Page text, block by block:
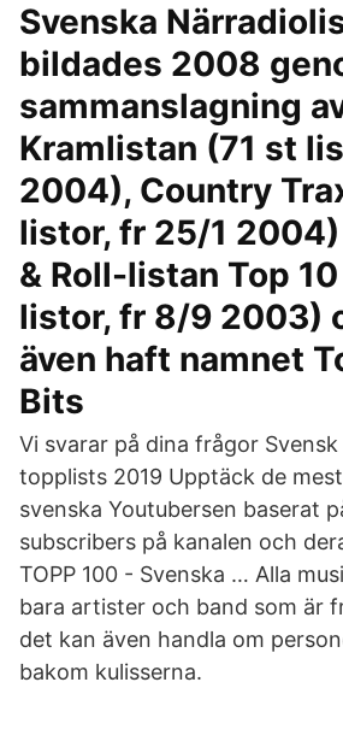
Svenska
bildades 2008
sammanslagning
Kramlistan (71 st
2004), Country
listor, fr 25/1
& Roll-listan Top
listor, fr 8/9 2003)
även haft namnet
Bits
Vi svarar på dina frågor
topplists 2019 Upptäck de
svenska Youtubersen baserat
subscribers på kanalen och
TOPP 100 - Svenska … Alla
bara artister och band som är
det kan även handla om
bakom kulisserna.